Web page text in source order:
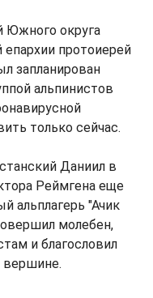
Южного округа
протоиерей
запланирован
альпинистов
только сейчас.
Даниил в
Реймгена еще
альплагерь "Ачик
молебен,
и благословил
вершине.